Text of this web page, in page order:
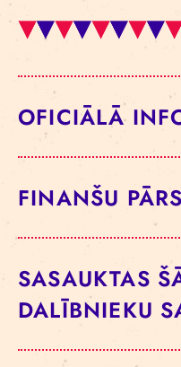
OFICIĀLĀ
FINANŠU
SASAUKTAS
DALĪBNIEKU